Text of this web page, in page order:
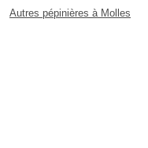
Autres pépinières à Molles